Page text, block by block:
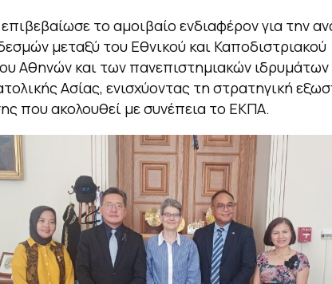
το αμοιβαίο ενδιαφέρον για την
μεταξύ του Εθνικού και Καποδιστριακού
Αθηνών και των πανεπιστημιακών
Ασίας, ενισχύοντας τη στρατηγική
που ακολουθεί με συνέπεια το ΕΚΠΑ.